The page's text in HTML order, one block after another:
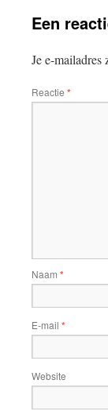
Een
Je e-mailadres
Reactie *
Naam *
E-mail *
Website